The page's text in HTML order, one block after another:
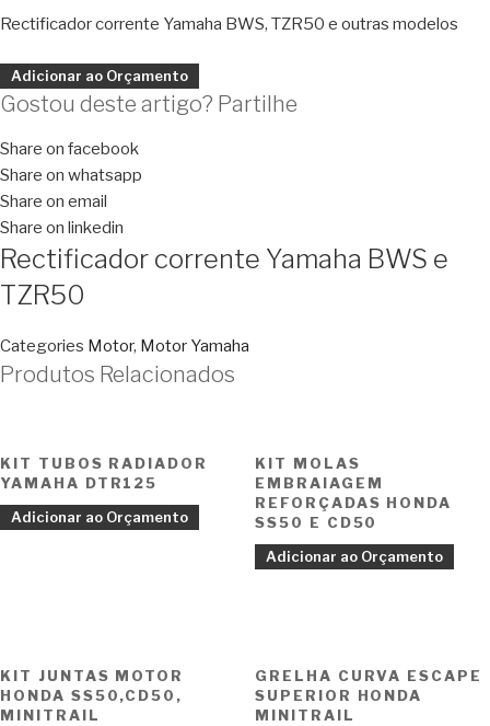
Rectificador corrente Yamaha BWS, TZR50 e outras modelos
Adicionar ao Orçamento
Gostou deste artigo? Partilhe
Share on facebook
Share on whatsapp
Share on email
Share on linkedin
Rectificador corrente Yamaha BWS e
TZR50
Categories Motor, Motor Yamaha
Produtos Relacionados
KIT TUBOS RADIADOR
YAMAHA DTR125
Adicionar ao Orçamento
KIT MOLAS
EMBRAIAGEM
REFORÇADAS HONDA
SS50 E CD50
Adicionar ao Orçamento
KIT JUNTAS MOTOR
HONDA SS50,CD50,
MINITRAIL
GRELHA CURVA ESCAPE
SUPERIOR HONDA
MINITRAIL